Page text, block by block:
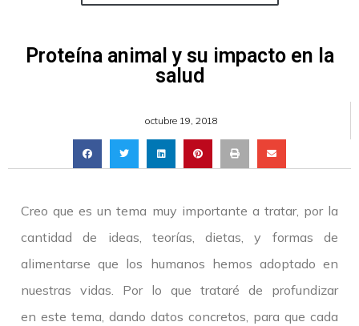
Proteína animal y su impacto en la
salud
octubre 19, 2018
Creo que es un tema muy importante a tratar, por la
cantidad de ideas, teorías, dietas, y formas de
alimentarse que los humanos hemos adoptado en
nuestras vidas. Por lo que trataré de profundizar
en este tema, dando datos concretos, para que cada